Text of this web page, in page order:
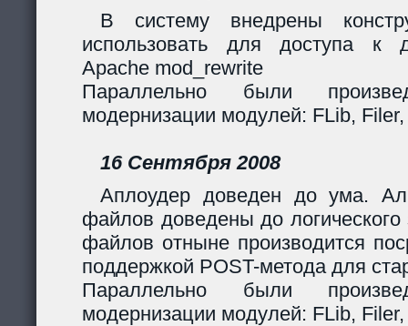
В систему внедрены
использовать для доступа к
Apache mod_rewrite
Параллельно были
модернизации модулей: FLib,
16 Сентября 2008
Аплоудер доведен до ума.
файлов доведены до логического
файлов отныне производится
поддержкой POST-метода для
Параллельно были
модернизации модулей: FLib,